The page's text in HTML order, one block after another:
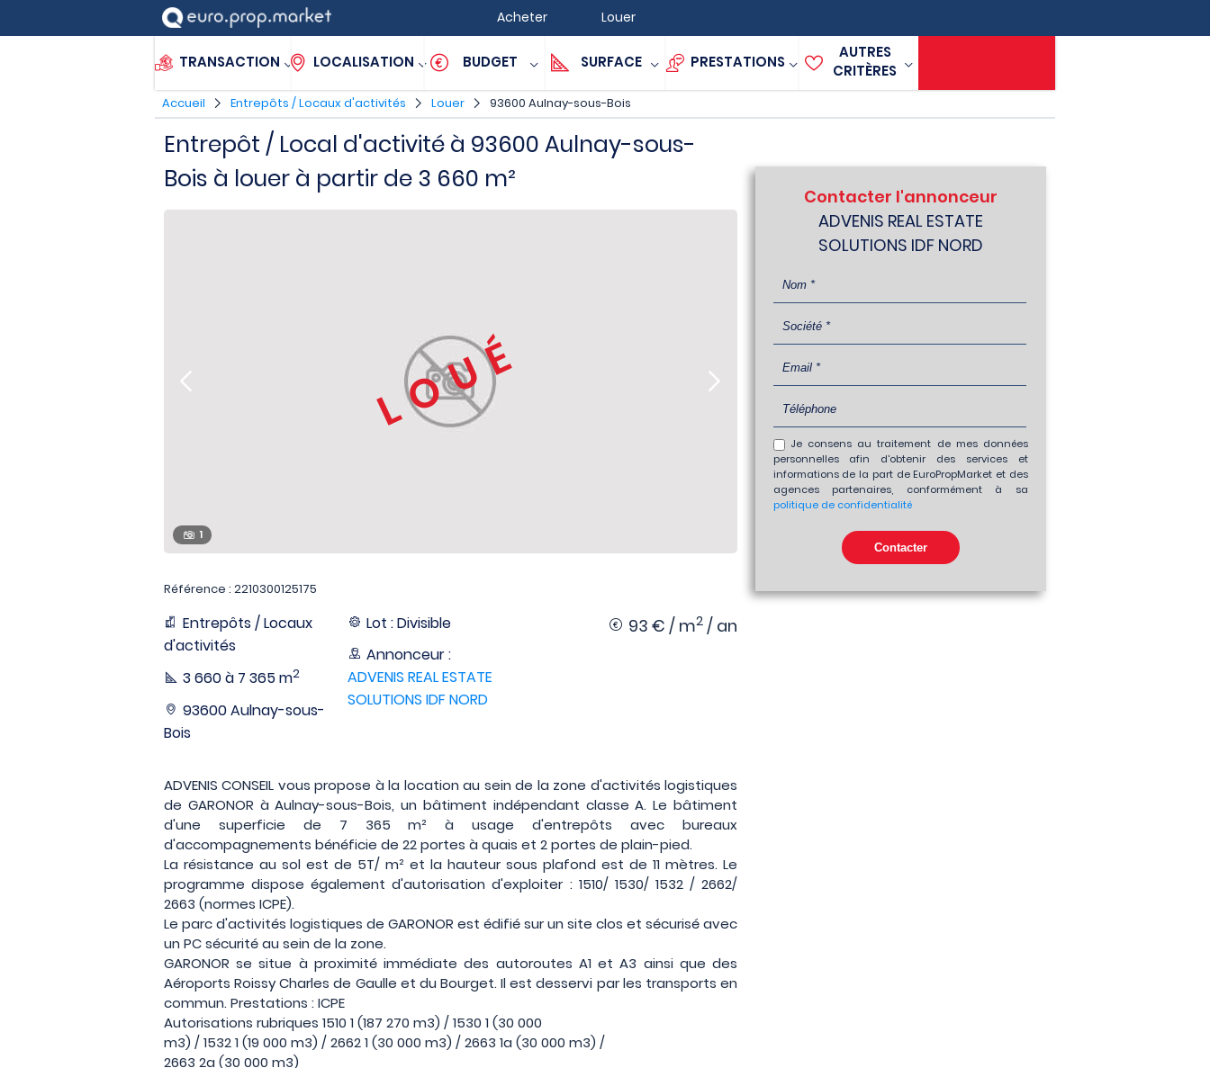
Acheter Louer
TRANSACTION LOCALISATION BUDGET SURFACE PRESTATIONS
AUTRES
CRITÈRES
Accueil Entrepôts / Locaux d'activités Louer 93600 Aulnay-sous-Bois
Entrepôt / Local d'activité à 93600 Aulnay-sous-
Bois à louer à partir de 3 660 m²
LOUÉ
1
Référence : 2210300125175
Entrepôts / Locaux
d'activités
3 660 à 7 365 m2
93600 Aulnay-sous-
Bois
Lot : Divisible
Annonceur :
ADVENIS REAL ESTATE
SOLUTIONS IDF NORD
93 € / m2/ an
ADVENIS CONSEIL vous propose à la location au sein de la zone d'activités logistiques
de GARONOR à Aulnay-sous-Bois, un bâtiment indépendant classe A. Le bâtiment
d'une superficie de 7 365 m² à usage d'entrepôts avec bureaux
d'accompagnements bénéficie de 22 portes à quais et 2 portes de plain-pied.
La résistance au sol est de 5T/ m² et la hauteur sous plafond est de 11 mètres. Le
programme dispose également d'autorisation d'exploiter : 1510/ 1530/ 1532 / 2662/
2663 (normes ICPE).
Le parc d'activités logistiques de GARONOR est édifié sur un site clos et sécurisé avec
un PC sécurité au sein de la zone.
GARONOR se situe à proximité immédiate des autoroutes A1 et A3 ainsi que des
Aéroports Roissy Charles de Gaulle et du Bourget. Il est desservi par les transports en
commun. Prestations : ICPE
Autorisations rubriques 1510 1 (187 270 m3) / 1530 1 (30 000
m3) / 1532 1 (19 000 m3) / 2662 1 (30 000 m3) / 2663 1a (30 000 m3) /
2663 2a (30 000 m3)
Contacter l'annonceur
ADVENIS REAL ESTATE
SOLUTIONS IDF NORD
Je consens au traitement de mes données
personnelles afin d'obtenir des services et
informations de la part de EuroPropMarket et des
agences partenaires, conformément à sa
politique de confidentialité